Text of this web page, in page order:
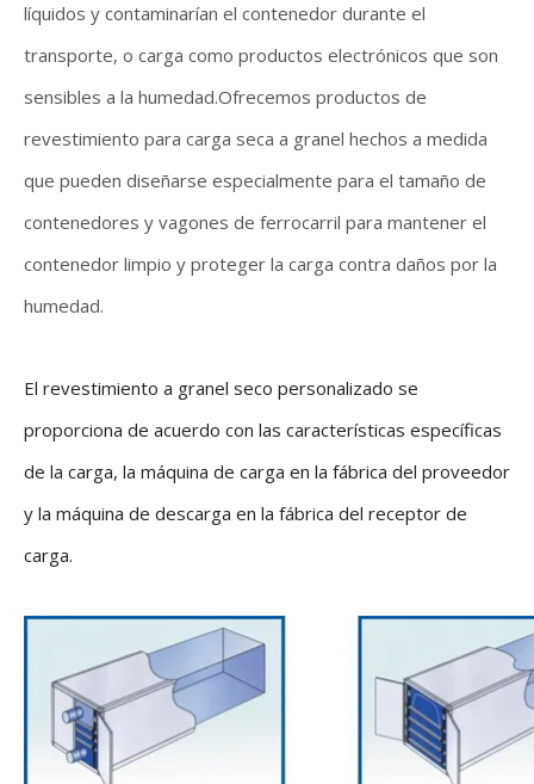
líquidos y contaminarían el contenedor durante el
transporte, o carga como productos electrónicos que son
sensibles a la humedad.Ofrecemos productos de
revestimiento para carga seca a granel hechos a medida
que pueden diseñarse especialmente para el tamaño de
contenedores y vagones de ferrocarril para mantener el
contenedor limpio y proteger la carga contra daños por la
humedad.
El revestimiento a granel seco personalizado se
proporciona de acuerdo con las características específicas
de la carga, la máquina de carga en la fábrica del proveedor
y la máquina de descarga en la fábrica del receptor de
carga.